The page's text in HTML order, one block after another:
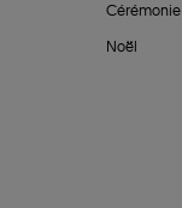
Cérémonie
Noël